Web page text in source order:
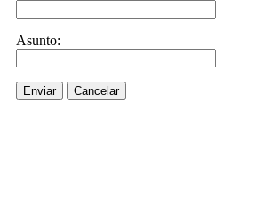
Asunto:
Enviar Cancelar